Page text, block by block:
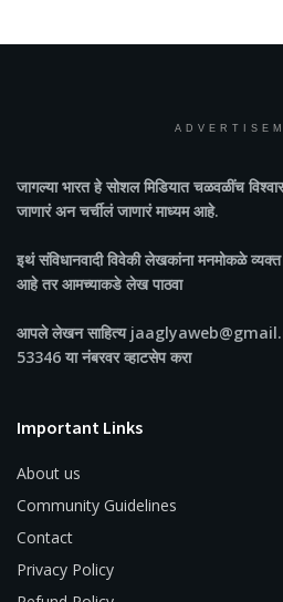
जागल्या भारतहे सोशल मिडियात चळवळींच
जाणारं अन चर्चीलं जाणारं माध्यम आहे.
इथं संविधानवादी विवेकी लेखकांना मनमोकळे व्यक्त
आहे तर आमच्याकडे लेख पाठवा
आपले लेखन साहित्य
53346 या नंबरवर व्हाटसेप करा
Important Links
About us
Community Guidelines
Contact
Privacy Policy